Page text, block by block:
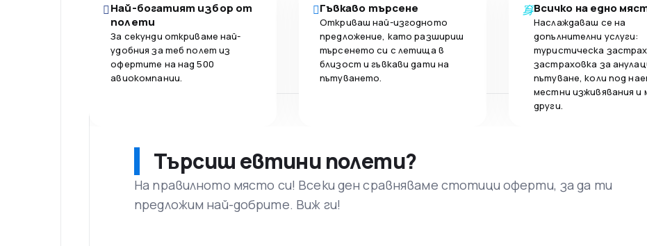
Най-богатият избор от
полети
За секунди откриваме най-
удобния за теб полет из
офертите на над 500
авиокомпании.
Гъвкаво търсене
Откриваш най-изгодното
предложение, като разшириш
търсенето си с летища в
близост и гъвкави дати на
пътуването.
Всичко на едно
Наслаждаваш се на
допълнителни услуги:
туристическа
застраховка за
пътуване, коли под
местни изживявания и
други.
Търсиш евтини полети?
На правилното място си! Всеки ден сравняваме стотици оферти, за да ти
предложим най-добрите. Виж ги!